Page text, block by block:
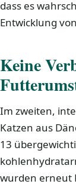
dass es
Entwicklung
Keine
Im zweiten,
Katzen aus
13
wurden erneut